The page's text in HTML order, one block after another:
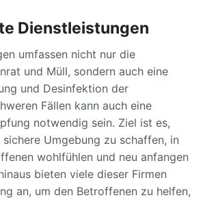
Dienstleistungen
umfassen nicht nur die
und Müll, sondern auch eine
und Desinfektion der
Fällen kann auch eine
notwendig sein. Ziel ist es,
Umgebung zu schaffen, in
wohlfühlen und neu anfangen
bieten viele dieser Firmen
an, um den Betroffenen zu helfen,